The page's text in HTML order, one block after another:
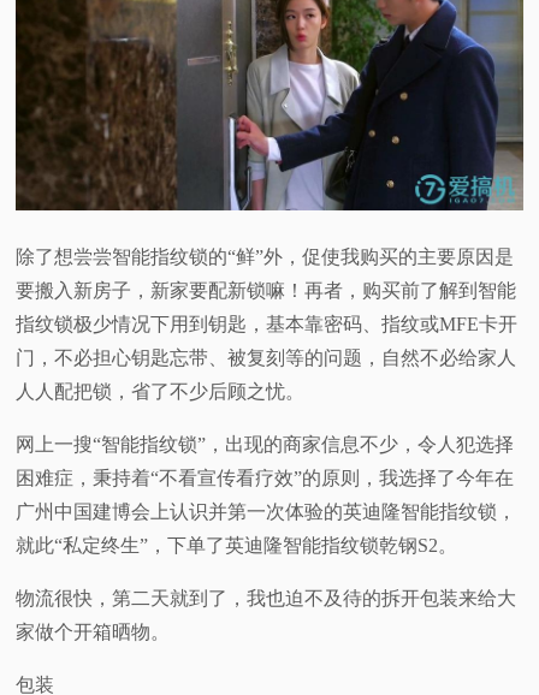
体
专
除了想尝尝智能指纹锁的“鲜”外，促使我购买的主要原因是
要搬入新房子，新家要配新锁嘛！再者，购买前了解到智能
指纹锁极少情况下用到钥匙，基本靠密码、指纹或MFE卡开
门，不必担心钥匙忘带、被复刻等的问题，自然不必给家人
人人配把锁，省了不少后顾之忧。
网上一搜“智能指纹锁”，出现的商家信息不少，令人犯选择
困难症，秉持着“不看宣传看疗效”的原则，我选择了今年在
广州中国建博会上认识并第一次体验的英迪隆智能指纹锁，
就此“私定终生”，下单了英迪隆智能指纹锁乾钢S2。
物流很快，第二天就到了，我也迫不及待的拆开包装来给大
家做个开箱晒物。
包装